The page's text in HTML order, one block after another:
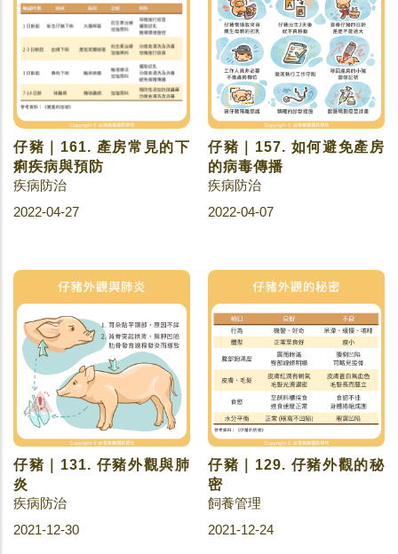
仔豬｜161. 產房常見的下
痢疾病與預防
疾病防治
2022-04-27
仔豬｜157. 如何避免產房
的病毒傳播
疾病防治
2022-04-07
仔豬｜131. 仔豬外觀與肺
炎
疾病防治
2021-12-30
仔豬｜129. 仔豬外觀的秘
密
飼養管理
2021-12-24